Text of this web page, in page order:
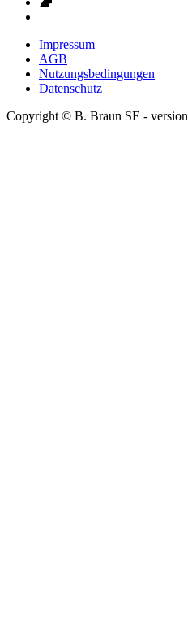
Impressum
AGB
Nutzungsbedingungen
Datenschutz
Copyright © B. Braun SE - version